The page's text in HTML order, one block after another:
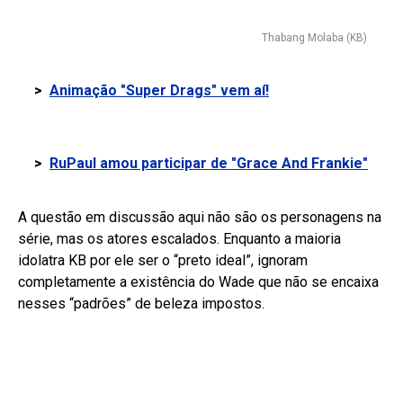
Thabang Molaba (KB)
> Animação "Super Drags" vem aí!
> RuPaul amou participar de "Grace And Frankie"
A questão em discussão aqui não são os personagens na
série, mas os atores escalados. Enquanto a maioria
idolatra KB por ele ser o “preto ideal”, ignoram
completamente a existência do Wade que não se encaixa
nesses “padrões” de beleza impostos.